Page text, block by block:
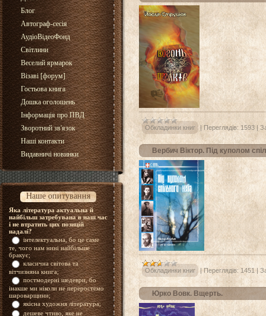
Блог
Автограф-сесія
АудіоВідеоФонд
Світлини
Веселий ярмарок
Візаві [форум]
Гостьова книга
Дошка оголошень
Інформація про ПВД
Зворотний зв'язок
Наші контакти
Видавничі новинки
Наше опитування
Яка література актуальна й
найбільш затребувана в наш час
і не втратить цих позицій
надалі?
інтелектуальна, бо це саме
те, чого нам нині найбільше
бракує;
класична світова та
вітчизняна книга;
постмодерні шедеври, бо
інакше ми ніколи не переростемо
шароварщини;
якісна художня література;
дешеве чтиво, яке не
Обкладинки книг | Переглядів: 1593 |
Вербич Віктор. Під куполом
Обкладинки книг |Переглядів: 1451|
Юрко Вовк. Вщерть.